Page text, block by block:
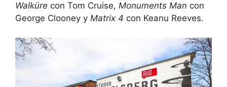
Walküre con Tom Cruise, Monuments Man con
George Clooney y Matrix 4 con Keanu Reeves.